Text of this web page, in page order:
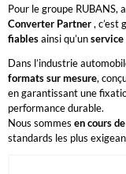
Pour le groupe RUBANS,
Converter Partner, c’est
fiablesainsi qu’un
Dans l’industrie
formats sur mesure,
en garantissant une
performance durable.
Nous sommes en cours
standards les plus